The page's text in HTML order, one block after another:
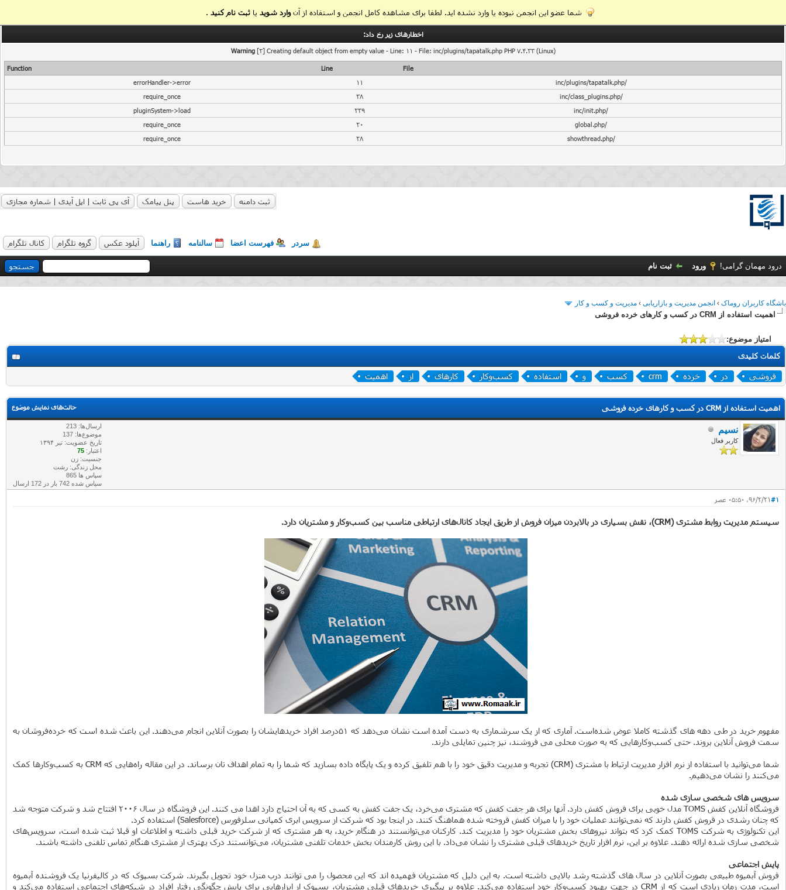
شما عضو این انجمن نبوده یا وارد نشده اید. لطفا برای مشاهده کامل انجمن و استفاده از آنوارد شوید یاثبت نام کنید .
اخطار‌های زیر رخ داد:
Warning[2] Creating default object from empty value - Line: 11 - File: inc/plugins/tapatalk.php PHP 7.4.33 (Linux)
File
Line
Function
/inc/plugins/tapatalk.php
11
errorHandler->error
/inc/class_plugins.php
38
require_once
/inc/init.php
239
pluginSystem->load
/global.php
20
require_once
/showthread.php
28
require_once
ثبت دامنه خرید هاست پنل پیامک آی پی ثابت | اپل آیدی | شماره مجازی
سردر فهرست اعضا سالنامه راهنما آپلود عکس گروه تلگرام کانال تلگرام
درود مهمان گرامی! ورود ثبت نام
باشگاه کاربران روماک › انجمن مدیریت و بازاریابی › مدیریت و کسب و کار
اهمیت استفاده از CRM در کسب و کارهای خرده فروشی
امتیاز موضوع:
کلمات کلیدی
فروشی در خرده crm کسب و استفاده کسب‌وکار کارهای از اهمیت
حالت‌های نمایش موضوع اهمیت استفاده از CRM در کسب و کارهای خرده فروشی
نسیم
کاربر فعال
ارسال‌ها: 213
موضوع‌ها: 137
تاریخ عضویت: تير ۱۳۹۴
اعتبار: 75
جنسیت: زن
محل زندگی: رشت
سپاس ها 865
سپاس شده 742 بار در 172 ارسال
#1۹۶/۲/۲۱، ۰۵:۵۰ عصر
سیستم مدیریت روابط مشتری (CRM)، نقش بسیاری در بالابردن میزان فروش از طریق ایجاد کانال‌های ارتباطی مناسب بین کسب‌و‌کار و مشتریان دارد.
مفهوم خرید در طی دهه های گذشته کاملا عوض شده‌است.‌ آماری که از یک سرشماری به دست آ‌مده است نشان می‌دهد که ۵۱درصد افراد خریدهایشان را بصورت آنلاین انجام می‌دهند. این باعث شده است که خرده‌‌فروشان به
سمت فروش آنلاین بروند. حتی کسب‌وکارهایی که به صورت محلی می فروشند، نیز چنین تمایلی دارند.
شما می‌توانید با استفاده از نرم افزار مدیریت ارتباط با مشتری (CRM) تجربه و مدیریت دقیق خود را با هم تلفیق کرده و یک پایگاه داده‌ بسازید که شما را به تمام اهداف تان برساند. در این مقاله راه‌هایی که CRM به کسب‌وکارها کمک
می‌کنند را نشان می‌دهیم.
سرویس های شخصی سازی شده
فروشگاه آنلاین کفش TOMS مدل خوبی برای فروش کفش دارد. آنها برای هر جفت کفش که مشتری می‌خرد، یک جفت کفش به کسی که به آن احتیاج دارد اهدا می کنند. این فروشگاه در سال ۲۰۰۶ افتتاح شد و شرکت متوجه شد
که چنان رشدی در فروش کفش دارند که نمی‌توانند عملیات خود را با میزان کفش فروخته شده هماهنگ کنند. در اینجا بود که شرکت از سرویس ابری کمپانی سلزفورس (Salesforce) استفاده کرد.
این تکنولوژی به شرکت TOMS کمک کرد که بتواند نیروهای بخش مشتریان خود را مدیریت کند. کارکنان می‌توانستند در هنگام خرید، به هر مشتری که از شرکت خرید قبلی داشته و اطلاعات او قبلا ثبت شده است، سرویس‌های
شخصی سازی شده ارائه دهند. علاوه بر این، نرم افزار تاریخ خریدهای قبلی مشتری را نشان می‌داد. با این روش کارمندان بخش خدمات تلفنی مشتریان، می‌توانستند درک بهتری از مشتری هنگام تماس تلفنی داشته باشند.
پایش اجتماعی
فروش آبمیوه‌ طبیعی بصورت آنلاین در سال های گذشته رشد بالایی داشته است. به این دلیل که مشتریان فهمیده اند که این محصول را می توانند درب منزل خود تحویل بگیرند. شرکت بسپوک که در کالیفرنیا یک فروشنده آبمیوه
است، مدت زمان زیادی است که از CRM در جهت بهبود کسب‌وکار خود استفاده می‌کند. علاوه بر پیگیری خریدهای قبلی مشتریان، بسپوک از ابزارهایی برای پایش چگونگی رفتار افراد در شبکه‌های اجتماعی استفاده می‌کند و